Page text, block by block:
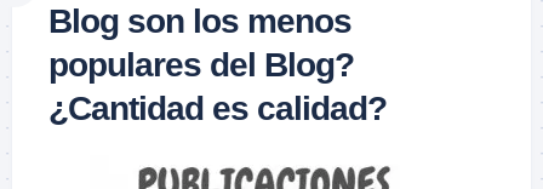
Blog son los menos
populares del Blog?
¿Cantidad es calidad?